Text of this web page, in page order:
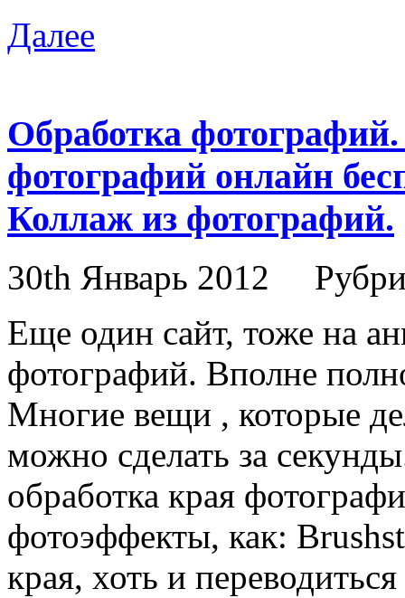
Далее
Обработка
фотографий онлайн
Коллаж из фотографий.
30th Январь 2012
Еще один сайт, тоже на
фотографий. Вполне
Многие вещи , которые
можно сделать за
обработка края
фотоэффекты, как:
края, хоть и